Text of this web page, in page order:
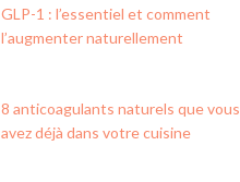
GLP-1 : l’essentiel et comment
l’augmenter naturellement
8 anticoagulants naturels que vous
avez déjà dans votre cuisine